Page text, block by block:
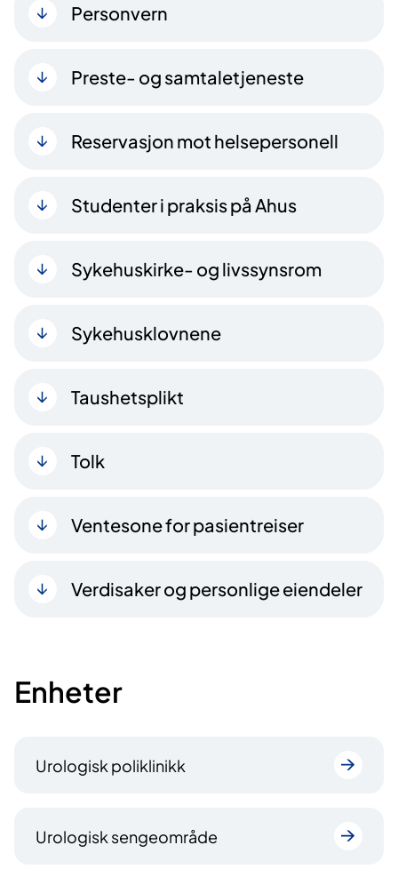
Personvern
Preste- og samtaletjeneste
Reservasjon mot helsepersonell
Studenter i praksis på Ahus
Sykehuskirke- og livssynsrom
Sykehusklovnene
Taushetsplikt
Tolk
Ventesone for pasientreiser
Verdisaker og personlige eiendeler
Enheter
Urologisk poliklinikk
Urologisk sengeområde